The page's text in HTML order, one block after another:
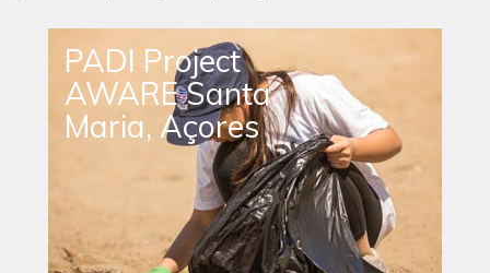
PADI Project
AWARE Santa
Maria, Açores